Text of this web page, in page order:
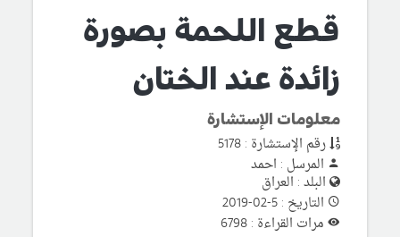
قطع اللحمة بصورة
زائدة عند الختان
معلومات الإستشارة
رقم الإستشارة : 5178
المرسل : احمد
البلد : العراق
التاريخ : 5-02-2019
مرات القراءة : 6798